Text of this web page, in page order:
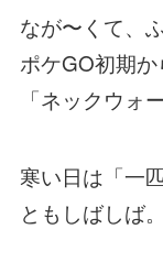
なが〜くて、
ポケGO初期
「ネックウォ
寒い日は「一
ともしばしば。